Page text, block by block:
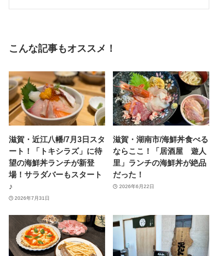
こんな記事もオススメ！
滋賀・近江八幡/7月3日スタ
ート！「トキシラズ」に待
望の海鮮丼ランチが新登
場！サラダバーもスタート
♪
2026年7月31日
滋賀・湖南市/海鮮丼食べる
ならここ！「居酒屋 遊人
里」ランチの海鮮丼が絶品
だった！
2026年6月22日